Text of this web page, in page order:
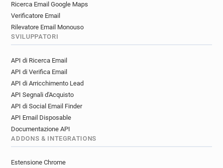
Ricerca Email Google Maps
Verificatore Email
Rilevatore Email Monouso
SVILUPPATORI
API di Ricerca Email
API di Verifica Email
API di Arricchimento Lead
API Segnali d'Acquisto
API di Social Email Finder
API Email Disposable
Documentazione API
ADDONS & INTEGRATIONS
Estensione Chrome